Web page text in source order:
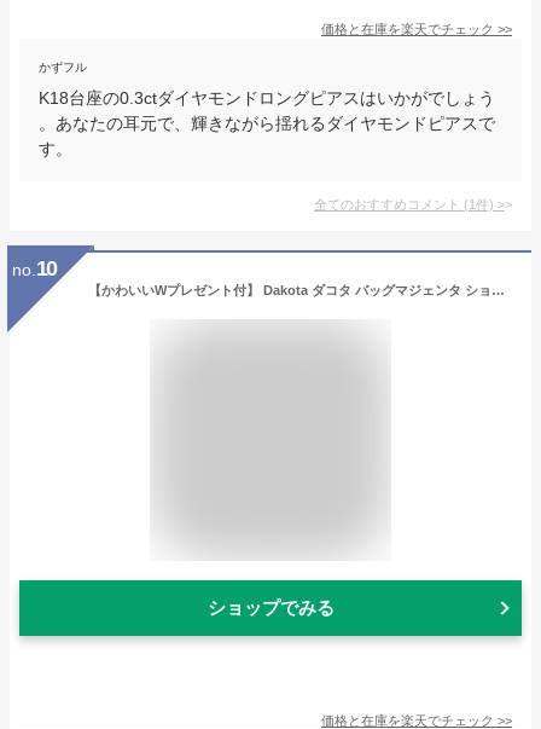
価格と在庫を楽天でチェック >>
かずフル
K18台座の0.3ctダイヤモンドロングピアスはいかがでしょう
。あなたの耳元で、輝きながら揺れるダイヤモンドピアスで
す。
全てのおすすめコメント (1件) >
no. 10
【かわいいWプレゼント付】 Dakota ダコタ バッグマジェンタ ショルダーバッグ 1034622レディース 斜めがけ ギフト かわいい おしゃれ プレゼント ブランド
ショップでみる
価格と在庫を楽天でチェック >>